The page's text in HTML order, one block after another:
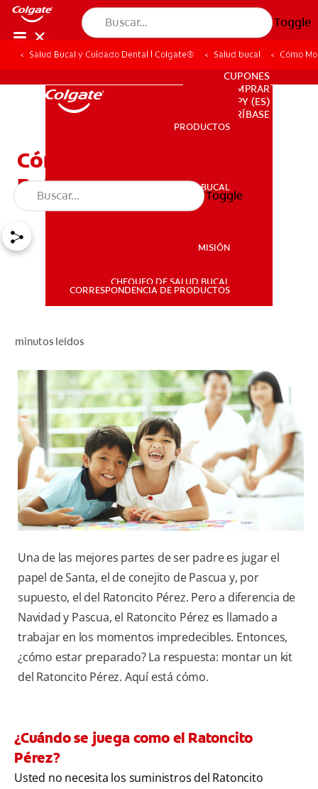
Toggle
PRODUCTOS
SALUD BUCAL
PARA PROFESIONALES
CUPONES
DONDE COMPRAR
PARA PROFESIONALES
CUPONES
DONDE COMPRAR
PY (ES)
SUSCRÍBASE
PRODUCTOS
SALUD BUCAL
MISIÓN
CHEQUEO DE SALUD BUCAL
CORRESPONDENCIA DE PRODUCTOS
Toggle
Salud Bucal y Cuidado Dental | Colgate® Salud bucal Cómo
Cómo Montar Un Kit Del
Ratoncito Pérez
minutos leídos
Una de las mejores partes de ser padre es jugar el
papel de Santa, el de conejito de Pascua y, por
supuesto, el del Ratoncito Pérez. Pero a diferencia de
Navidad y Pascua, el Ratoncito Pérez es llamado a
trabajar en los momentos impredecibles. Entonces,
¿cómo estar preparado? La respuesta: montar un kit
del Ratoncito Pérez. Aquí está cómo.
¿Cuándo se juega como el Ratoncito
Pérez?
Usted no necesita los suministros del Ratoncito